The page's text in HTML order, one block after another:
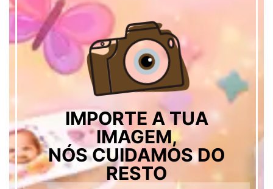
IMPORTE A TUA
IMAGEM,
NÓS CUIDAMOS DO
RESTO